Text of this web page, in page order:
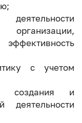
организации,
с учетом
создания и
деятельности